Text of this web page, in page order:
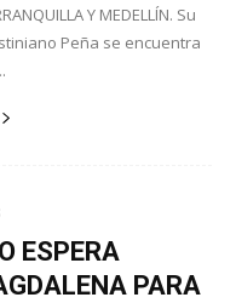
Y MEDELLÍN. Su
Peña se encuentra
ESPERA
PARA